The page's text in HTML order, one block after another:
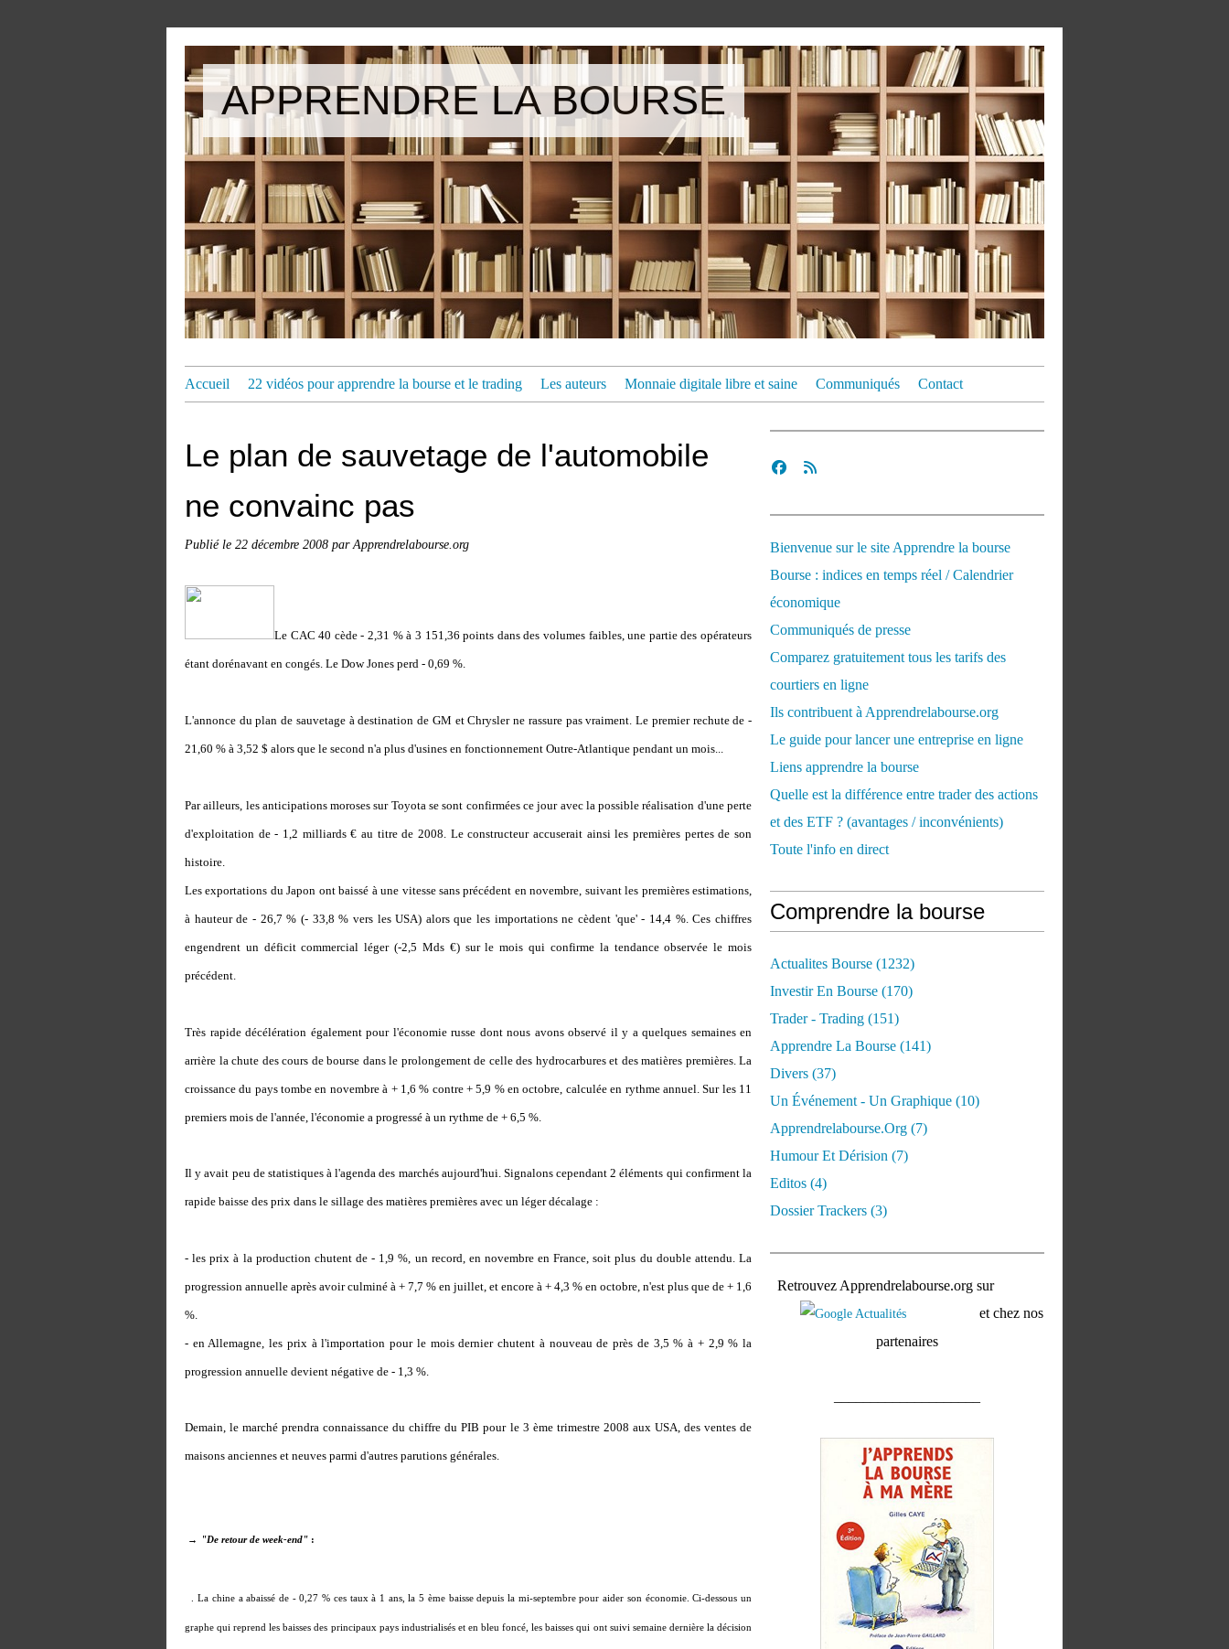
APPRENDRE LA BOURSE
Accueil 22 vidéos pour apprendre la bourse et le trading Les auteurs Monnaie digitale libre et saine Communiqués Contact
Le plan de sauvetage de l'automobile
ne convainc pas
Publié le 22 décembre 2008 par Apprendrelabourse.org
Le CAC 40 cède - 2,31 % à 3 151,36 points dans des volumes faibles, une partie des opérateurs
étant dorénavant en congés. Le Dow Jones perd - 0,69 %.
L'annonce du plan de sauvetage à destination de GM et Chrysler ne rassure pas vraiment. Le premier rechute de -
21,60 % à 3,52 $ alors que le second n'a plus d'usines en fonctionnement Outre-Atlantique pendant un mois...
Par ailleurs, les anticipations moroses sur Toyota se sont confirmées ce jour avec la possible réalisation d'une perte
d'exploitation de - 1,2 milliards € au titre de 2008. Le constructeur accuserait ainsi les premières pertes de son
histoire.
Les exportations du Japon ont baissé à une vitesse sans précédent en novembre, suivant les premières estimations,
à hauteur de - 26,7 % (- 33,8 % vers les USA) alors que les importations ne cèdent 'que' - 14,4 %. Ces chiffres
engendrent un déficit commercial léger (-2,5 Mds €) sur le mois qui confirme la tendance observée le mois
précédent.
Très rapide décélération également pour l'économie russe dont nous avons observé il y a quelques semaines en
arrière la chute des cours de bourse dans le prolongement de celle des hydrocarbures et des matières premières. La
croissance du pays tombe en novembre à + 1,6 % contre + 5,9 % en octobre, calculée en rythme annuel. Sur les 11
premiers mois de l'année, l'économie a progressé à un rythme de + 6,5 %.
Il y avait peu de statistiques à l'agenda des marchés aujourd'hui. Signalons cependant 2 éléments qui confirment la
rapide baisse des prix dans le sillage des matières premières avec un léger décalage :
- les prix à la production chutent de - 1,9 %, un record, en novembre en France, soit plus du double attendu. La
progression annuelle après avoir culminé à + 7,7 % en juillet, et encore à + 4,3 % en octobre, n'est plus que de + 1,6
%.
- en Allemagne, les prix à l'importation pour le mois dernier chutent à nouveau de près de 3,5 % à + 2,9 % la
progression annuelle devient négative de - 1,3 %.
Demain, le marché prendra connaissance du chiffre du PIB pour le 3 ème trimestre 2008 aux USA, des ventes de
maisons anciennes et neuves parmi d'autres parutions générales.
→ "De retour de week-end" :
. La chine a abaissé de - 0,27 % ces taux à 1 ans, la 5 ème baisse depuis la mi-septembre pour aider son économie. Ci-dessous un
graphe qui reprend les baisses des principaux pays industrialisés et en bleu foncé, les baisses qui ont suivi semaine dernière la décision
Bienvenue sur le site Apprendre la bourse
Bourse : indices en temps réel / Calendrier
économique
Communiqués de presse
Comparez gratuitement tous les tarifs des
courtiers en ligne
Ils contribuent à Apprendrelabourse.org
Le guide pour lancer une entreprise en ligne
Liens apprendre la bourse
Quelle est la différence entre trader des actions
et des ETF ? (avantages / inconvénients)
Toute l'info en direct
Comprendre la bourse
Actualites Bourse (1232)
Investir En Bourse (170)
Trader - Trading (151)
Apprendre La Bourse (141)
Divers (37)
Un Événement - Un Graphique (10)
Apprendrelabourse.org (7)
Humour Et Dérision (7)
Editos (4)
Dossier Trackers (3)
Retrouvez Apprendrelabourse.org sur
et chez nos
partenaires